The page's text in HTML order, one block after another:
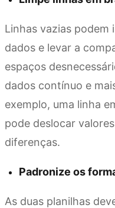
Linhas vazias
dados e levar a
espaços
dados contínuo e
exemplo, uma linha
pode deslocar
diferenças.
Padronize os
As duas planilhas